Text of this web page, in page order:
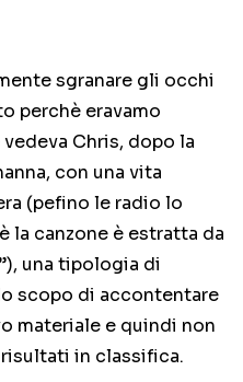
sgranare gli occhi
perchè eravamo
Chris, dopo la
con una vita
(pefino le radio lo
la canzone è estratta da
una tipologia di
scopo di accontentare
materiale e quindi non
in classifica.